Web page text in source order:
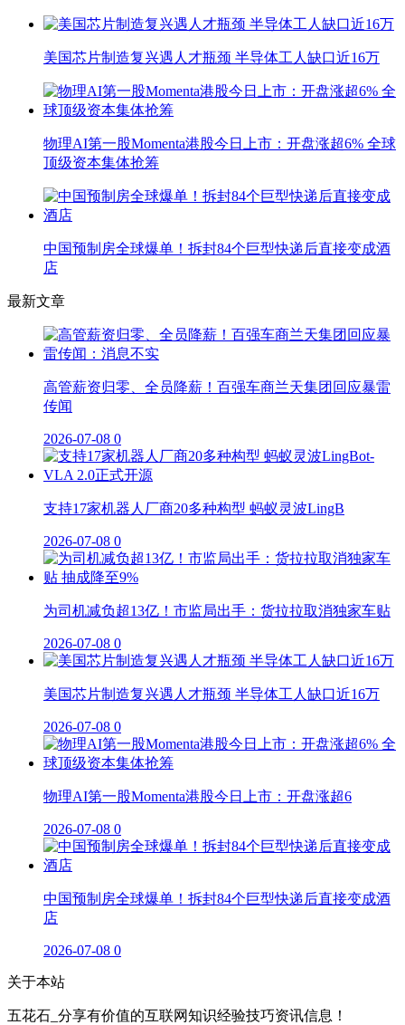
美国芯片制造复兴遇人才瓶颈 半导体工人缺口近16万
物理AI第一股Momenta港股今日上市：开盘涨超6% 全球
顶级资本集体抢筹
中国预制房全球爆单！拆封84个巨型快递后直接变成酒
店
最新文章
高管薪资归零、全员降薪！百强车商兰天集团回应暴雷
传闻
2026-07-08 0
支持17家机器人厂商20多种构型 蚂蚁灵波LingB
2026-07-08 0
为司机减负超13亿！市监局出手：货拉拉取消独家车贴
2026-07-08 0
美国芯片制造复兴遇人才瓶颈 半导体工人缺口近16万
2026-07-08 0
物理AI第一股Momenta港股今日上市：开盘涨超6
2026-07-08 0
中国预制房全球爆单！拆封84个巨型快递后直接变成酒
店
2026-07-08 0
关于本站
五花石_分享有价值的互联网知识经验技巧资讯信息！